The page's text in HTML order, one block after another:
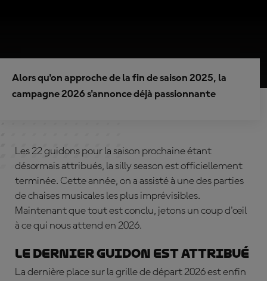
Alors qu'on approche de la fin de saison 2025, la
campagne 2026 s'annonce déjà passionnante
Les 22 guidons pour la saison prochaine étant
désormais attribués, la silly season est officiellement
terminée. Cette année, on a assisté à une des parties
de chaises musicales les plus imprévisibles.
Maintenant que tout est conclu, jetons un coup d'œil
à ce qui nous attend en 2026.
Le dernier guidon est attribué
La dernière place sur la grille de départ 2026 est enfin